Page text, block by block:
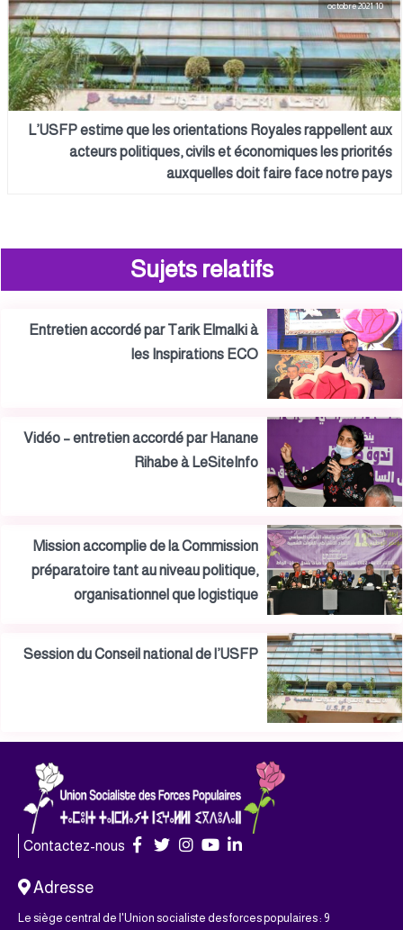
10 octobre 2021
L’USFP estime que les orientations Royales rappellent aux
acteurs politiques, civils et économiques les priorités
auxquelles doit faire face notre pays
Sujets relatifs
Entretien accordé par Tarik Elmalki à
les Inspirations ECO
Vidéo – entretien accordé par Hanane
Rihabe à LeSiteInfo
Mission accomplie de la Commission
préparatoire tant au niveau politique,
organisationnel que logistique
Session du Conseil national de l’USFP
Contactez-nous
Adresse
Le siège central de l'Union socialiste des forces populaires : 9